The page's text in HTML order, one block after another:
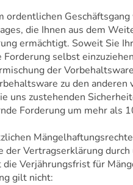
ordentlichen
die Ihnen aus dem
ermächtigt. Soweit Sie
selbst
der
zu den
uns zustehenden
Forderung um mehr
der Vertragserklärung
Verjährungsfrist für
gilt nicht: